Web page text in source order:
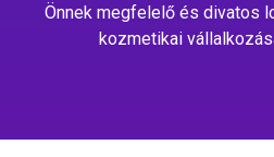
Önnek megfelelő és divatos
kozmetikai